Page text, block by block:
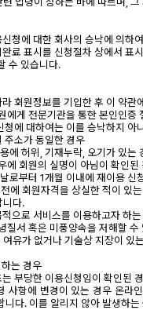
청에 대한 회사의 승낙에 의하
료 표시를 신청절차 상에서 표
수 있습니다.
회원정보를 기입한 후 이 약
에게 전문기관을 통한 본인인증
에 대하여는 이를 승낙하지
주소가 동일한 경우
에 허위, 기재누락, 오기가 있는
에 회원의 실명이 아님이 확인된
로부터 1개월 이내에 재이용 신
에 회원자격을 상실한 적이 있
니다.
으로 서비스를 이용하고자 하
질서 혹은 미풍양속을 저해할
유가 없거나 기술상 지장이
는 경우
부당한 이용신청임이 확인된
사항에 변경이 있는 경우 온라
다. 이를 알리지 않아 발생하